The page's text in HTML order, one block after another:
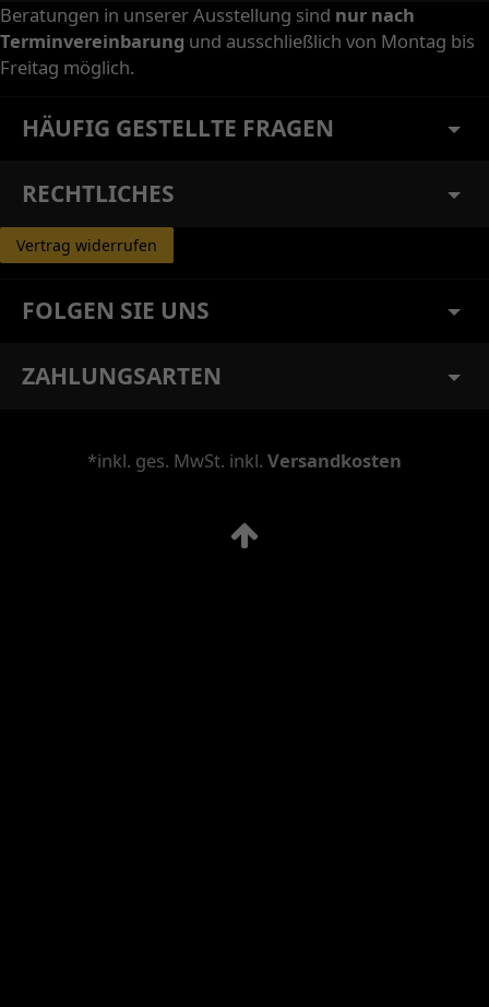
Beratungen in unserer Ausstellung sind nur nach
Terminvereinbarung und ausschließlich von Montag bis
Freitag möglich.
HÄUFIG GESTELLTE FRAGEN
RECHTLICHES
Vertrag widerrufen
FOLGEN SIE UNS
ZAHLUNGSARTEN
*inkl. ges. MwSt. inkl. Versandkosten